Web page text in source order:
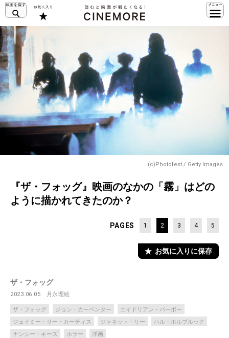
(c)Photofest / Getty Images
『ザ・フォッグ』映画のなかの「霧」はどの
ように描かれてきたのか？
PAGES 1 2 3 4 5
お気に入りに保存
ザ・フォッグ
2023.06.05 月永理絵
ザ・フォッグ ジョン・カーペンター
エイドリアン・バーボー
ジェイミー・リー・カーティス
ジャネット・リー
ハル・ホルブルック
ナンシー・キーズ
ホラー 洋画